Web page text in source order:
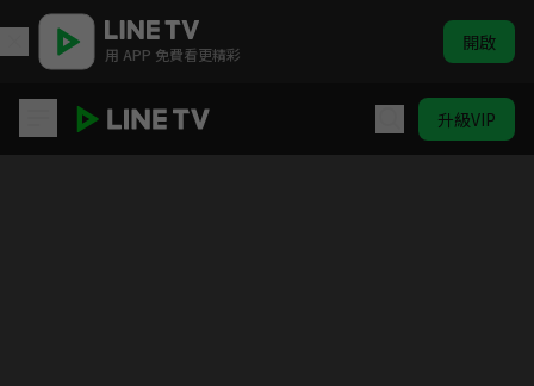
用 APP 免費看更精彩 開啟
升級VIP